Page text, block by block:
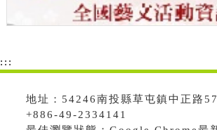
:::
地址：54246南投縣草屯鎮中正路
+886-49-2334141